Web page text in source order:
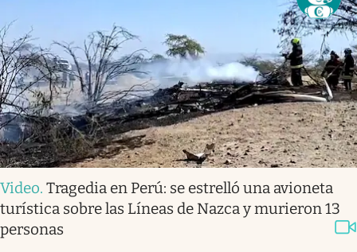
Video. Tragedia en Perú: se estrelló una avioneta
turística sobre las Líneas de Nazca y murieron 13
personas